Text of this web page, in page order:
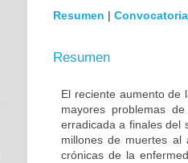
Resumen | Convocatoria
Resumen
El reciente aumento de
mayores problemas
erradicada a finales del
millones de muertes al
crónicas de la